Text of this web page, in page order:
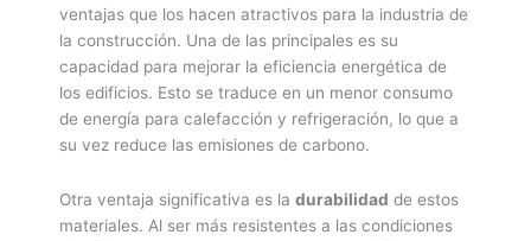
ventajas que los hacen atractivos para la industria de
la construcción. Una de las principales es su
capacidad para mejorar la eficiencia energética de
los edificios. Esto se traduce en un menor consumo
de energía para calefacción y refrigeración, lo que a
su vez reduce las emisiones de carbono.
Otra ventaja significativa es la durabilidad de estos
materiales. Al ser más resistentes a las condiciones